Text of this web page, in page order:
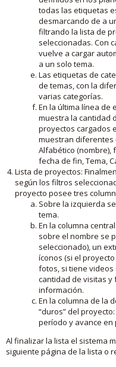
todas las etiquetas
desmarcando de a
filtrando la lista de
seleccionadas. Con
vuelve a cargar
a un solo tema.
Las etiquetas de
de temas, con la
varias categorías.
En la última línea de
muestra la cantidad
proyectos cargados
muestran diferentes
Alfabético (nombre),
fecha de fin, Tema,
Lista de proyectos:
según los filtros
proyecto posee tres
Sobre la izquierda
tema.
En la columna
sobre el nombre se
seleccionado), un
íconos (si el
fotos, si tiene videos
cantidad de visitas y
información.
En la columna de la
“duros” del
período y avance en
Al finalizar la lista el sistema
siguiente página de la lista o